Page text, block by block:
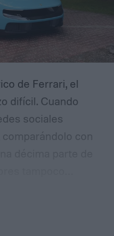
de Ferrari, el
difícil. Cuando
sociales
con
que las
en Milán